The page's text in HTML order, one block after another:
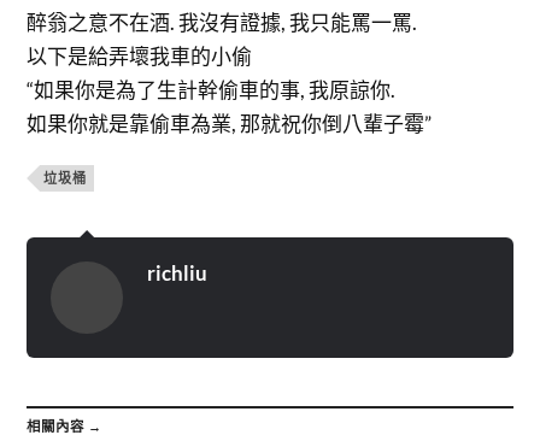
醉翁之意不在酒. 我沒有證據, 我只能罵一罵.
以下是給弄壞我車的小偷
“如果你是為了生計幹偷車的事, 我原諒你.
如果你就是靠偷車為業, 那就祝你倒八輩子霉”
垃圾桶
richliu
相關內容 →